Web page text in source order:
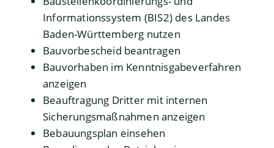
Informationssystem (BIS2) des Landes
Baden-Württemberg nutzen
Bauvorbescheid beantragen
Bauvorhaben im Kenntnisgabeverfahren
anzeigen
Beauftragung Dritter mit internen
Sicherungsmaßnahmen anzeigen
Bebauungsplan einsehen